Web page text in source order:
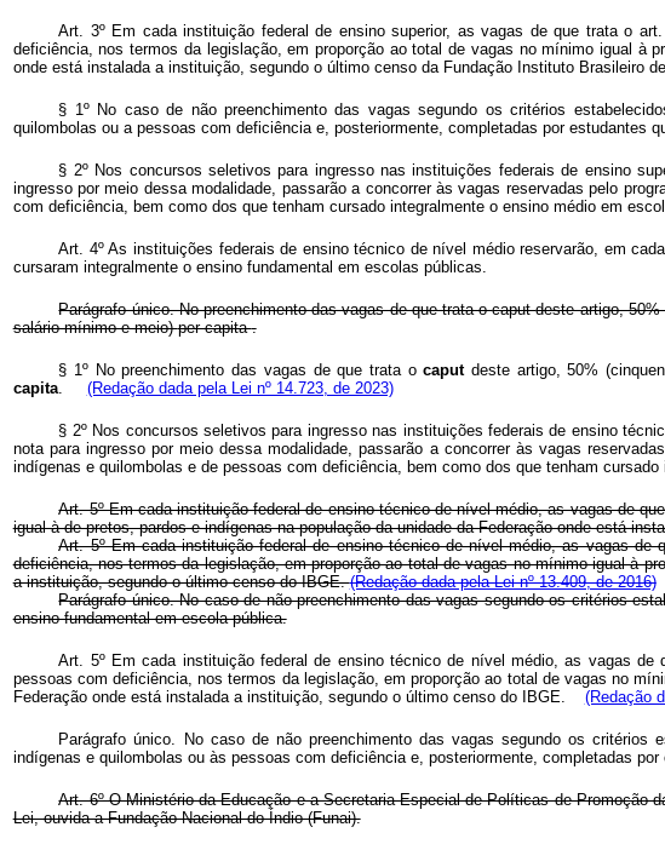
Art. 3º Em cada instituição federal de ensino superior, as vagas de que trata o
deficiência, nos termos da legislação, em proporção ao total de vagas no mínimo igual à
onde está instalada a instituição, segundo o último censo da Fundação Instituto Brasileiro
§ 1º No caso de não preenchimento das vagas segundo os critérios
quilombolas ou a pessoas com deficiência e, posteriormente, completadas por estudantes
§ 2º Nos concursos seletivos para ingresso nas instituições federais de ensino
ingresso por meio dessa modalidade, passarão a concorrer às vagas reservadas pelo
com deficiência, bem como dos que tenham cursado integralmente o ensino médio em
Art. 4º As instituições federais de ensino técnico de nível médio reservarão, em
cursaram integralmente o ensino fundamental em escolas públicas.
Parágrafo único. No preenchimento das vagas de que trata ocaputdeste artigo,
salário-mínimo e meio)per capita.
§ 1º No preenchimento das vagas de que trata ocaputdeste artigo, 50%
capita. (Redação dada pela Lei nº 14.723, de 2023)
§ 2º Nos concursos seletivos para ingresso nas instituições federais de ensino
nota para ingresso por meio dessa modalidade, passarão a concorrer às vagas
indígenas e quilombolas e de pessoas com deficiência, bem como dos que tenham
Art. 5º Em cada instituição federal de ensino técnico de nível médio, as vagas de
igual à de pretos, pardos e indígenas na população da unidade da Federação onde está
Art. 5º Em cada instituição federal de ensino técnico de nível médio, as vagas
deficiência, nos termos da legislação, em proporção ao total de vagas no mínimo igual à
a instituição, segundo o último censo do IBGE.(Redação dada pela Lei nº 13.409, de 2016)
Parágrafo único. No caso de não preenchimento das vagas segundo os critérios
ensino fundamental em escola pública.
Art. 5º Em cada instituição federal de ensino técnico de nível médio, as vagas
pessoas com deficiência, nos termos da legislação, em proporção ao total de vagas no
Federação onde está instalada a instituição, segundo o último censo do IBGE. (Redação
Parágrafo único. No caso de não preenchimento das vagas segundo os critérios
indígenas e quilombolas ou às pessoas com deficiência e, posteriormente, completadas
Art. 6º O Ministério da Educação e a Secretaria Especial de Políticas de Promoção
Lei, ouvida a Fundação Nacional do Índio (Funai).